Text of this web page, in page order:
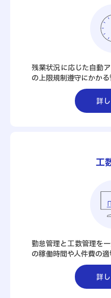
残業状況に応じた自動
の上限規制遵守にかかる
詳
工
勤怠管理と工数管理を
の稼働時間や人件費の適
詳